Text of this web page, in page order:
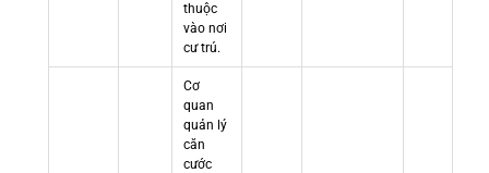
thuộc
vào nơi
cư trú.
Cơ
quan
quản lý
căn
cước